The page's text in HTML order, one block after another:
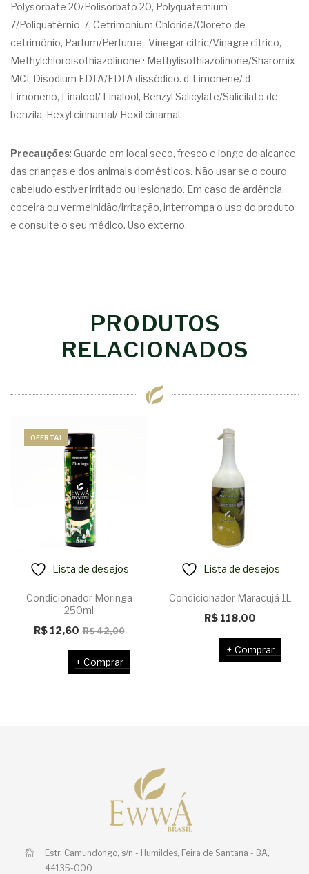
Polysorbate 20/Polisorbato 20, Polyquaternium-
7/Poliquatérnio-7, Cetrimonium Chloride/Cloreto de
cetrimônio, Parfum/Perfume, Vinegar citric/Vinagre cítrico,
Methylchloroisothiazolinone · Methylisothiazolinone/Sharomix
MCI, Disodium EDTA/EDTA dissódico. d-Limonene/ d-
Limoneno, Linalool/ Linalool, Benzyl Salicylate/Salicilato de
benzila, Hexyl cinnamal/ Hexil cinamal.
Precauções: Guarde em local seco, fresco e longe do alcance
das crianças e dos animais domésticos. Não usar se o couro
cabeludo estiver irritado ou lesionado. Em caso de ardência,
coceira ou vermelhidão/irritação, interrompa o uso do produto
e consulte o seu médico. Uso externo.
PRODUTOS
RELACIONADOS
OFERTA!
Lista de desejos
Condicionador Moringa
250ml
R$42,00O
preço
original
R$12,60
O
preço
atual
Comprar
Lista de desejos
Condicionador Maracujá 1L
R$ 118,00
Comprar
Estr. Camundongo, s/n - Humildes, Feira de Santana - BA,
44135-000